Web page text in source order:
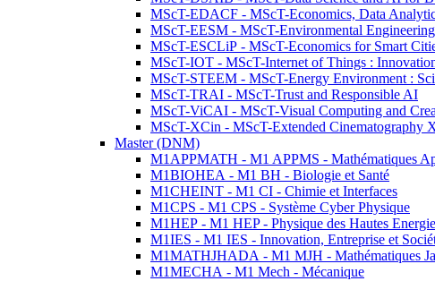
MScT-EDACF - MScT-Economics, Data
MScT-EESM - MScT-Environmental
MScT-ESCLiP - MScT-Economics for Smart
MScT-IOT - MScT-Internet of Things :
MScT-STEEM - MScT-Energy Environment :
MScT-TRAI - MScT-Trust and Responsible AI
MScT-ViCAI - MScT-Visual Computing and
MScT-XCin - MScT-Extended Cinematography
Master (DNM)
M1APPMATH - M1 APPMS - Mathématiques
M1BIOHEA - M1 BH - Biologie et Santé
M1CHEINT - M1 CI - Chimie et Interfaces
M1CPS - M1 CPS - Système Cyber Physique
M1HEP - M1 HEP - Physique des Hautes
M1IES - M1 IES - Innovation, Entreprise et
M1MATHJHADA - M1 MJH - Mathématiques
M1MECHA - M1 Mech - Mécanique